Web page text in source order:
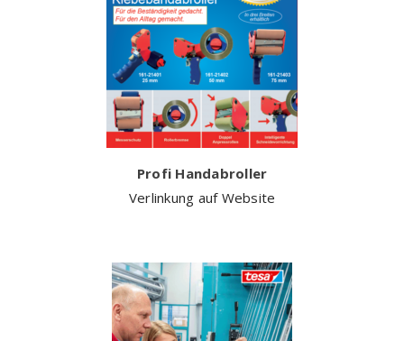
Profi Handabroller
Verlinkung auf Website